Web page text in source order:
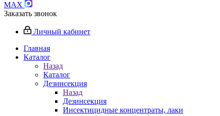
MAX
Заказать звонок
Личный кабинет
Главная
Каталог
Назад
Каталог
Дезинсекция
Назад
Дезинсекция
Инсектицидные концентраты, лаки